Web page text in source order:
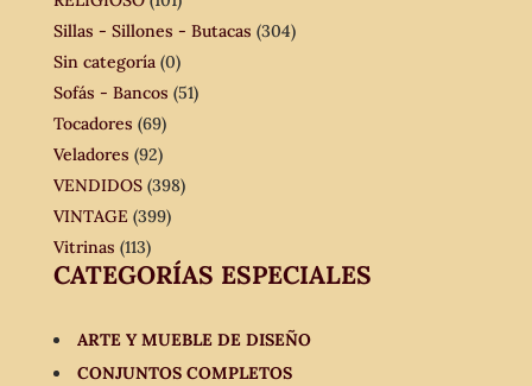
Sillas - Sillones - Butacas (304)
Sin categoría (0)
Sofás - Bancos (51)
Tocadores (69)
Veladores (92)
VENDIDOS (398)
VINTAGE (399)
Vitrinas (113)
CATEGORÍAS ESPECIALES
ARTE Y MUEBLE DE DISEÑO
CONJUNTOS COMPLETOS